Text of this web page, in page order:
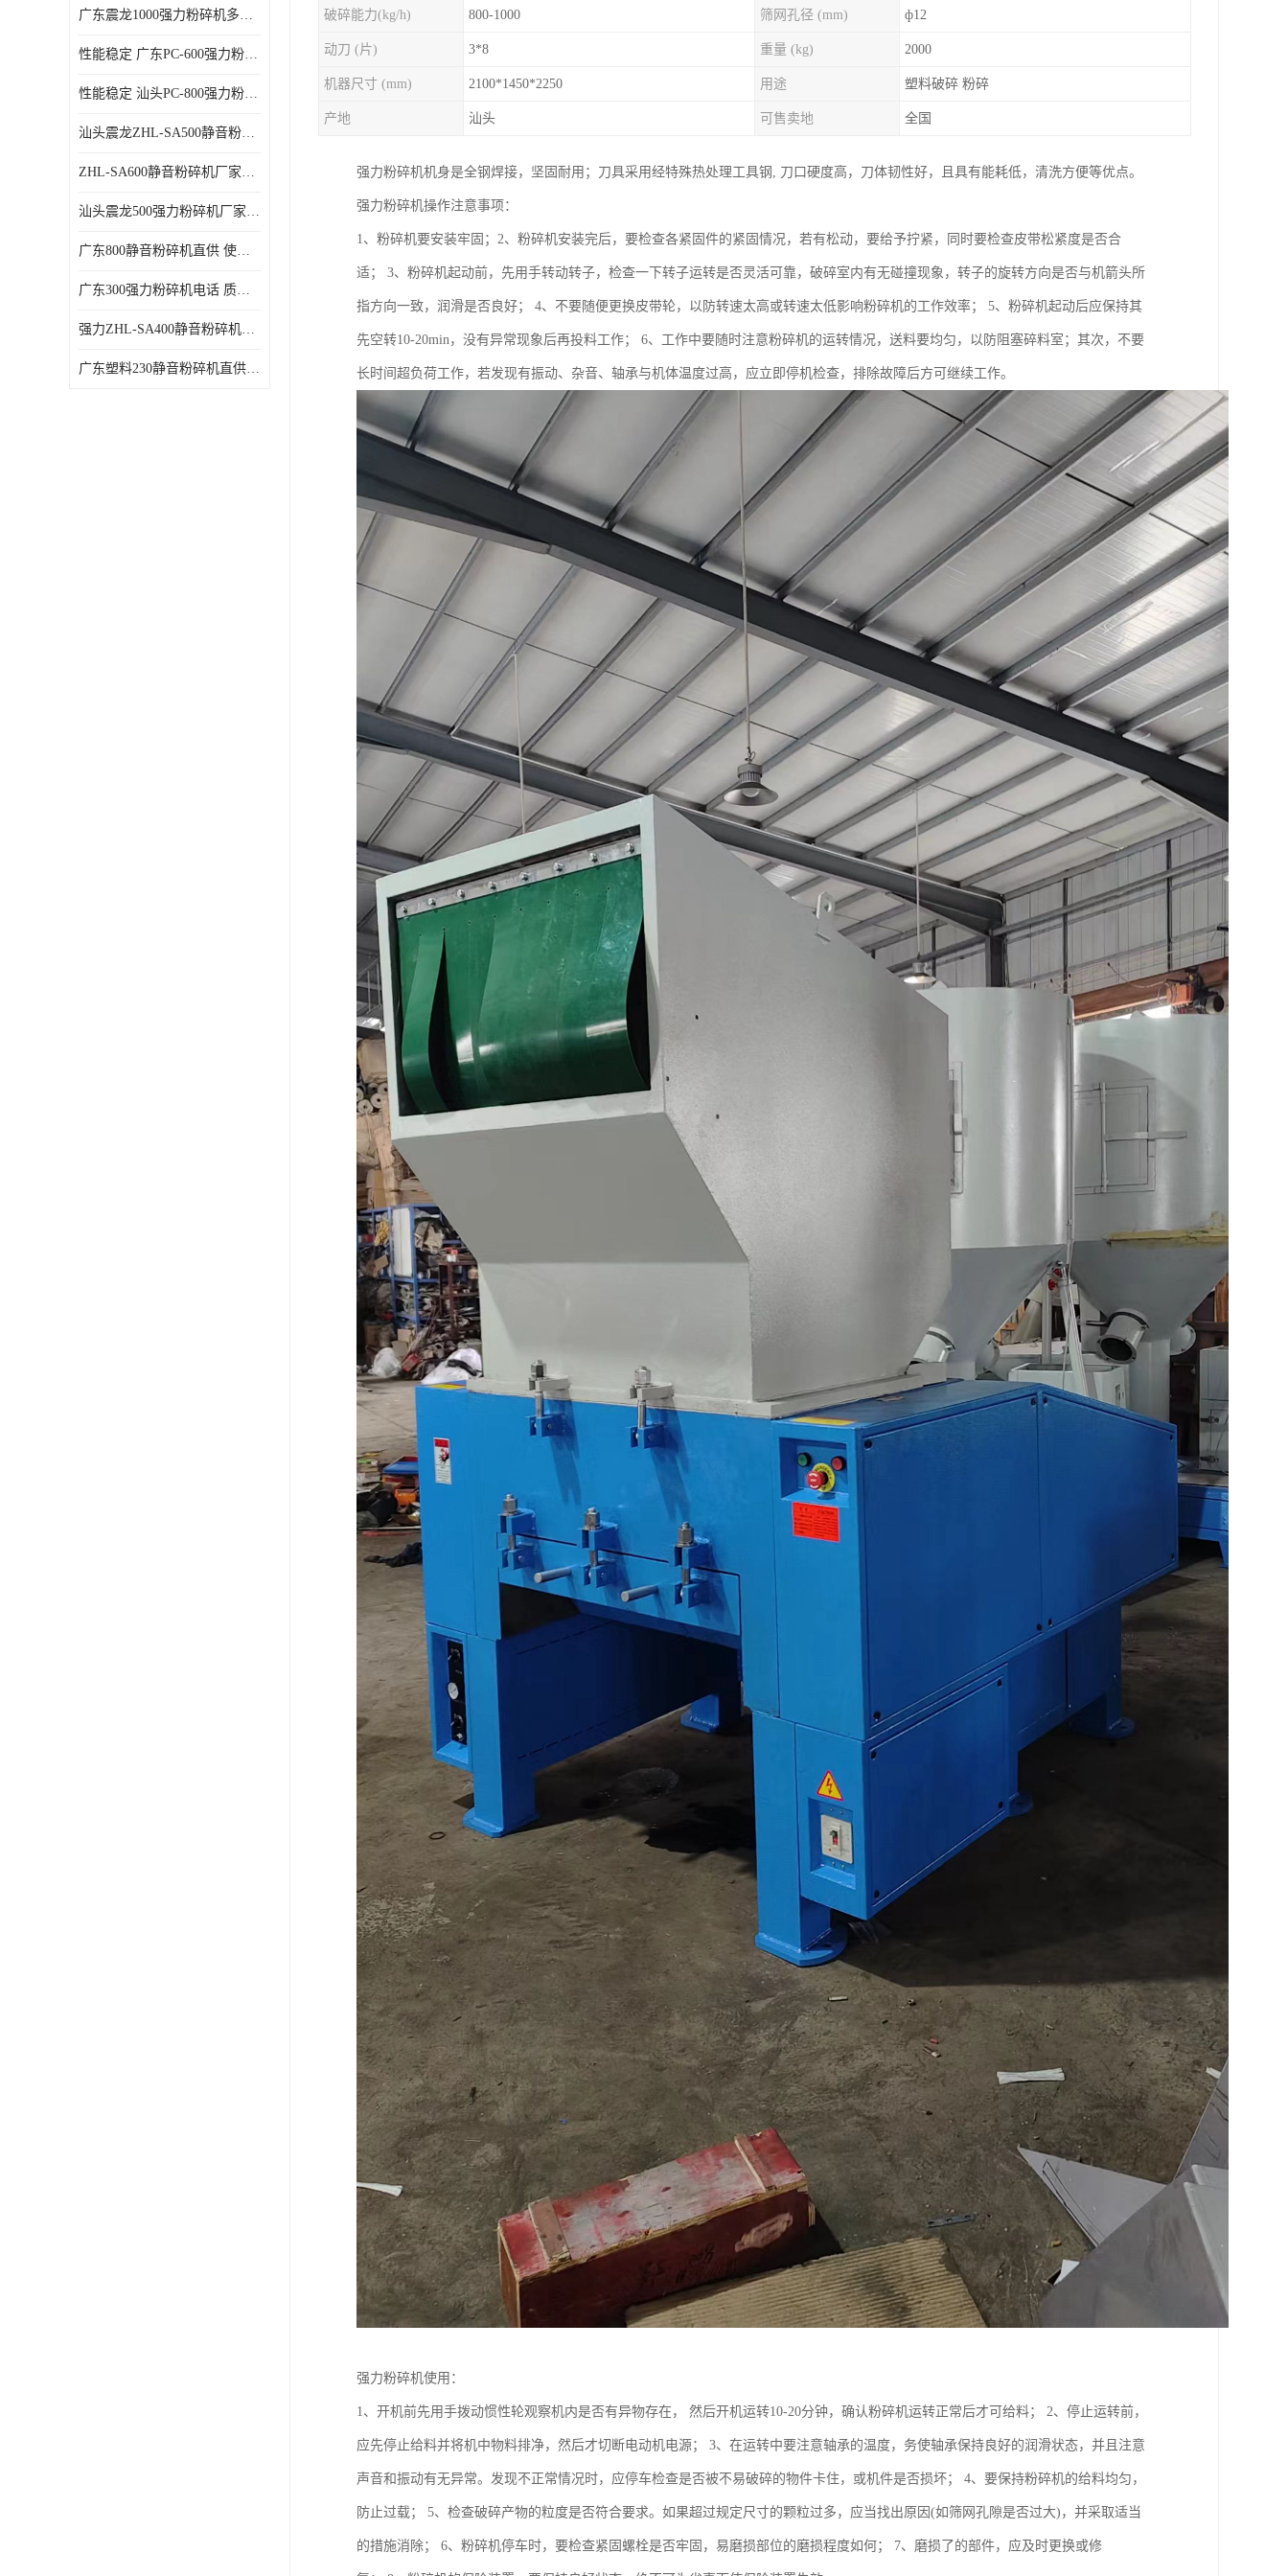
广东震龙1000强力粉碎机多少钱一台 使用方便
性能稳定 广东PC-600强力粉碎机电话
性能稳定 汕头PC-800强力粉碎机厂家批发
汕头震龙ZHL-SA500静音粉碎机多少钱一台
ZHL-SA600静音粉碎机厂家电话 质量可靠
汕头震龙500强力粉碎机厂家批发 噪音低
广东800静音粉碎机直供 使用寿命长
广东300强力粉碎机电话 质量可靠
强力ZHL-SA400静音粉碎机多少钱一台 密封防尘
广东塑料230静音粉碎机直供 使用寿命长
破碎能力(kg/h) 800-1000 筛网孔径 (mm) ф12
动刀 (片) 3*8 重量 (kg) 2000
机器尺寸 (mm) 2100*1450*2250 用途 塑料破碎 粉碎
产地 汕头 可售卖地 全国
强力粉碎机机身是全钢焊接，坚固耐用；刀具采用经特殊热处理工具钢, 刀口硬度高，刀体韧性好，且具有能耗低，清洗方便等优点。
强力粉碎机操作注意事项：
1、粉碎机要安装牢固；2、粉碎机安装完后，要检查各紧固件的紧固情况，若有松动，要给予拧紧，同时要检查皮带松紧度是否合
适； 3、粉碎机起动前，先用手转动转子，检查一下转子运转是否灵活可靠，破碎室内有无碰撞现象，转子的旋转方向是否与机箭头所
指方向一致，润滑是否良好； 4、不要随便更换皮带轮，以防转速太高或转速太低影响粉碎机的工作效率； 5、粉碎机起动后应保持其
先空转10-20min，没有异常现象后再投料工作； 6、工作中要随时注意粉碎机的运转情况，送料要均匀，以防阻塞碎料室；其次，不要
长时间超负荷工作，若发现有振动、杂音、轴承与机体温度过高，应立即停机检查，排除故障后方可继续工作。
强力粉碎机使用：
1、开机前先用手拨动惯性轮观察机内是否有异物存在， 然后开机运转10-20分钟，确认粉碎机运转正常后才可给料； 2、停止运转前，
应先停止给料并将机中物料排净，然后才切断电动机电源； 3、在运转中要注意轴承的温度，务使轴承保持良好的润滑状态，并且注意
声音和振动有无异常。发现不正常情况时，应停车检查是否被不易破碎的物件卡住，或机件是否损坏； 4、要保持粉碎机的给料均匀，
防止过载； 5、检查破碎产物的粒度是否符合要求。如果超过规定尺寸的颗粒过多，应当找出原因(如筛网孔隙是否过大)，并采取适当
的措施消除； 6、粉碎机停车时，要检查紧固螺栓是否牢固，易磨损部位的磨损程度如何； 7、磨损了的部件，应及时更换或修